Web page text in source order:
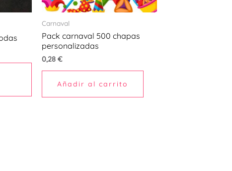
pueden
elegir
página
producto
Carnaval
Pack carnaval 500 chapas
personalizadas
0,28 €
Añadir al carrito